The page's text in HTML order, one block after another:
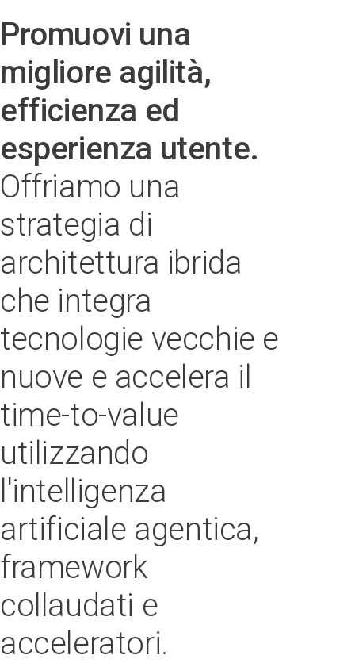
Promuovi una
migliore agilità,
efficienza ed
esperienza utente.
Offriamo una
strategia di
architettura ibrida
che integra
tecnologie vecchie e
nuove e accelera il
time-to-value
utilizzando
l'intelligenza
artificiale agentica,
framework
collaudati e
acceleratori.